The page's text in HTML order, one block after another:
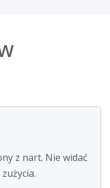
z nart. Nie widać